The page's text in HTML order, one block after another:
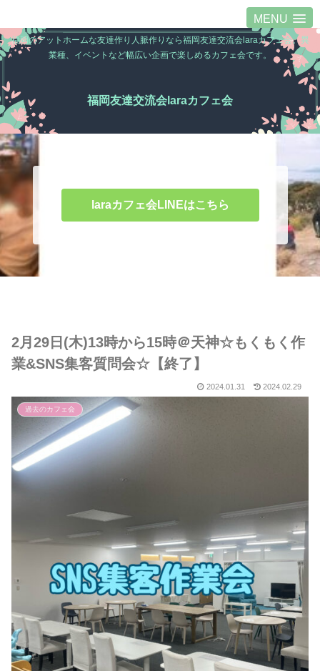
MENU
福岡のアットホームな友達作り人脈作りなら福岡友達交流会laraカフェ会。異
業種、イベントなど幅広い企画で楽しめるカフェ会です。
福岡友達交流会laraカフェ会
laraカフェ会LINEはこちら
2月29日(木)13時から15時＠天神☆もくもく作
業&SNS集客質問会☆【終了】
2024.01.31 2024.02.29
過去のカフェ会